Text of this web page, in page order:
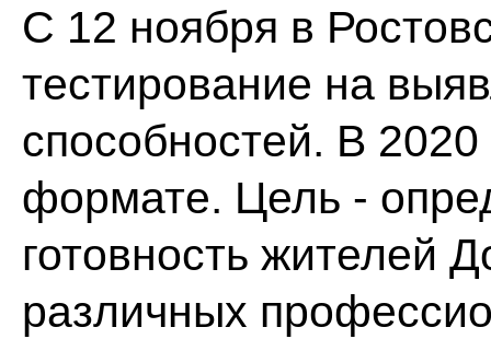
С 12 ноября в
тестирование на
способностей. В
формате. Цель -
готовность жителей
различных